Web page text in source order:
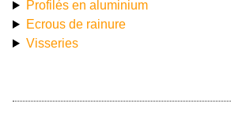
Profilés en aluminium
Ecrous de rainure
Visseries